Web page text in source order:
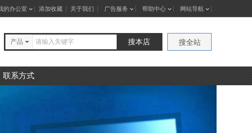
的办公室 添加收藏 关于我们 广告服务 帮助中心 网站导航
产品 搜本店 搜全站
联系方式